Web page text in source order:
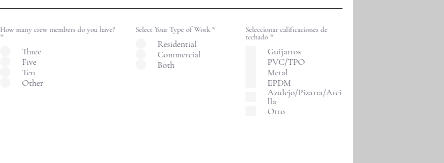
How many crew members do you have?
*
Three
Five
Ten
Other
Select Your Type of Work *
Residential
Commercial
Both
Seleccionar calificaciones de
techado *O
l
i
g
a
t
o
r
i
o
Guijarros
PVC/TPO
Metal
EPDM
Azulejo/Pizarra/Arci
lla
Otro